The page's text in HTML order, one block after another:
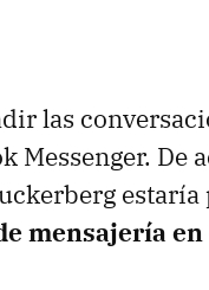
las
Messenger. De
estaría
mensajería